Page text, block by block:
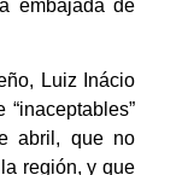
embajada de
Luiz Inácio
abril, que no
región, y que